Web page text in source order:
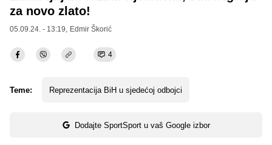
za novo zlato!
05.09.24. - 13:19, Edmir Škorić
4
Teme: Reprezentacija BiH u sjedećoj odbojci
Dodajte SportSport u vaš Google izbor